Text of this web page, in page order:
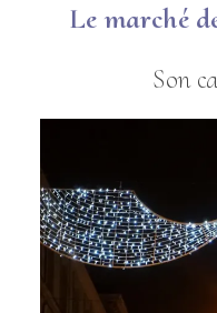
Le marché
Son